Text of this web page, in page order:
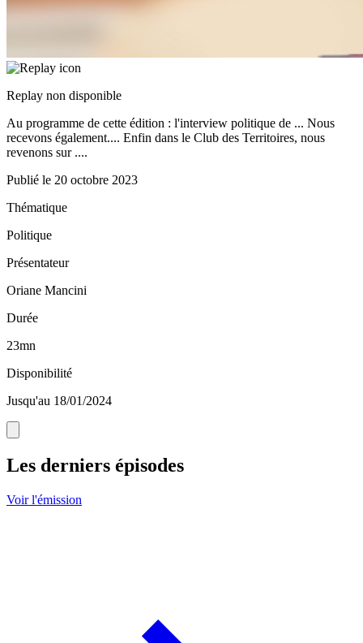
Replay non disponible
Au programme de cette édition : l'interview politique de ... Nous
recevons également.... Enfin dans le Club des Territoires, nous
revenons sur ....
Publié le 20 octobre 2023
Thématique
Politique
Présentateur
Oriane Mancini
Durée
23mn
Disponibilité
Jusqu'au 18/01/2024
Les derniers épisodes
Voir l'émission